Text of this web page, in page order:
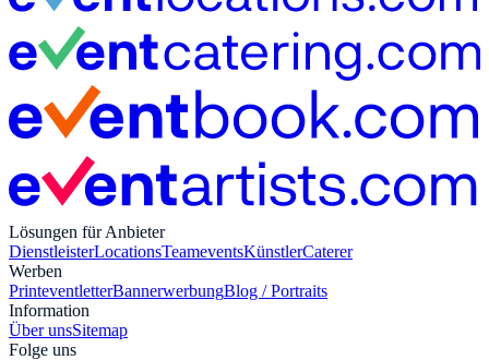
Lösungen für Anbieter
DienstleisterLocationsTeameventsKünstlerCaterer
Werben
PrinteventletterBannerwerbungBlog / Portraits
Information
Über unsSitemap
Folge uns